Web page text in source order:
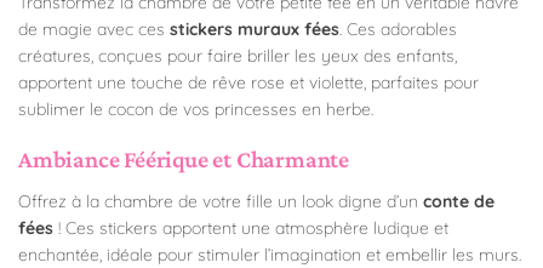
de magie avec ces stickers muraux fées . Ces adorables
créatures, conçues pour faire briller les yeux des enfants,
apportent une touche de rêve rose et violette, parfaites pour
sublimer le cocon de vos princesses en herbe.
Ambiance Féérique et Charmante
Offrez à la chambre de votre fille un look digne d’un conte de
fées ! Ces stickers apportent une atmosphère ludique et
enchantée, idéale pour stimuler l’imagination et embellir les murs.